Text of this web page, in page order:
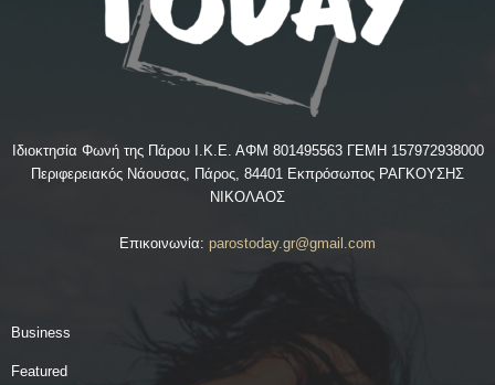
Ιδιοκτησία Φωνή της Πάρου Ι.Κ.Ε. ΑΦΜ 801495563 ΓΕΜΗ 157972938000
Περιφερειακός Νάουσας, Πάρος, 84401 Εκπρόσωπος ΡΑΓΚΟΥΣΗΣ
ΝΙΚΟΛΑΟΣ
Επικοινωνία: parostoday.gr@gmail.com
Business
Featured